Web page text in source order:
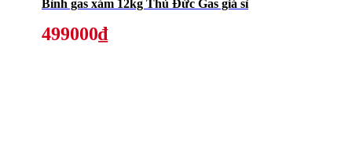
Bình gas xám 12kg Thủ Đức Gas giá sỉ
499000₫